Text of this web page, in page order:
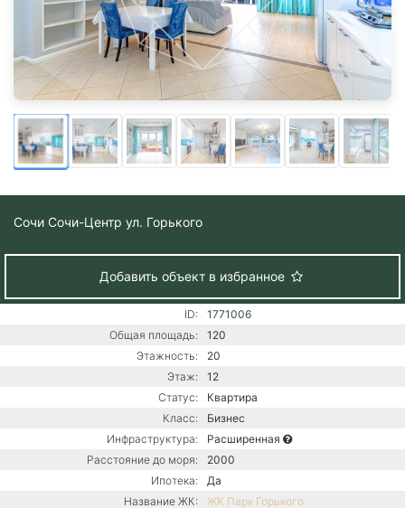
Сочи Сочи-Центр ул. Горького
Добавить объект в избранное
ID:
1771006
Общая площадь:
120
Этажность:
20
Этаж:
12
Статус:
Квартира
Класс:
Бизнес
Инфраструктура:
Расширенная
Расстояние до моря:
2000
Ипотека:
Да
Название ЖК:
ЖК Парк Горького